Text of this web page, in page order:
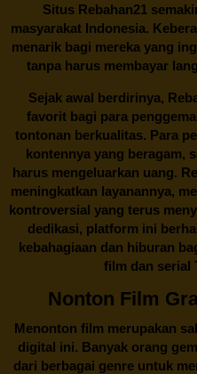
Situs Rebahan21
masyarakat Indonesia.
menarik bagi mereka yang
tanpa harus membayar
Sejak awal berdirinya,
favorit bagi para
tontonan berkualitas. Para
kontennya yang beragam,
harus mengeluarkan uang.
meningkatkan layanannya,
kontroversial yang terus
dedikasi, platform ini
kebahagiaan dan hiburan
film dan serial
Nonton Film
Menonton film merupakan
digital ini. Banyak orang
dari berbagai genre untuk